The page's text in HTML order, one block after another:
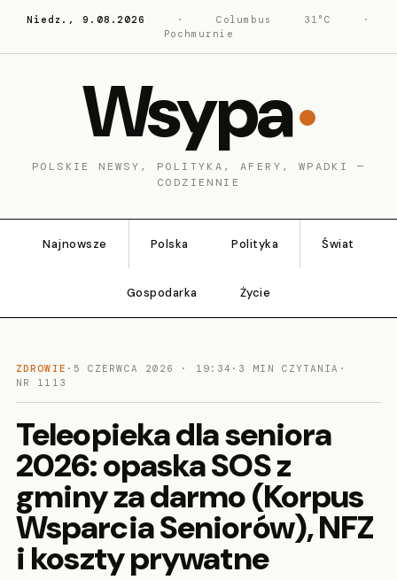
Niedz., 9.08.2026 · Columbus 31°C
·
Pochmurnie
Wsypa
POLSKIE NEWSY, POLITYKA, AFERY, WPADKI —
CODZIENNIE
Najnowsze Polska Polityka Świat
Gospodarka Życie
ZDROWIE · 5 CZERWCA 2026 · 19:34 · 3 MIN CZYTANIA ·
NR 1113
Teleopieka dla seniora
2026: opaska SOS z
gminy za darmo (Korpus
Wsparcia Seniorów), NFZ
i koszty prywatne